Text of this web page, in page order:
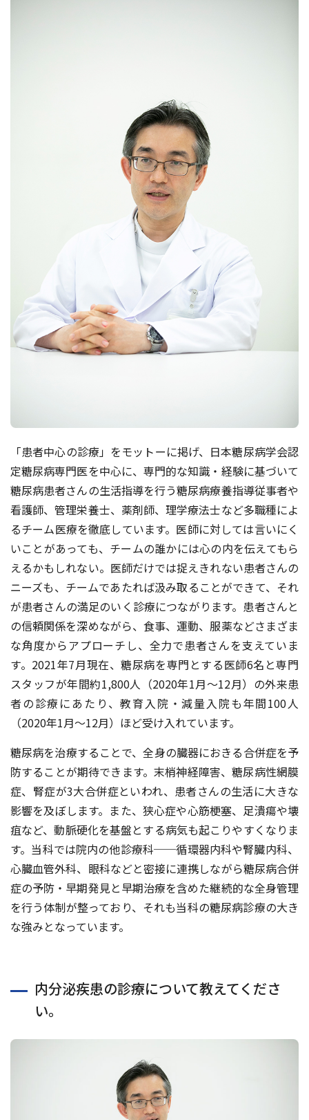
「患者中心の診療」をモットーに掲げ、日本糖尿病学会認
定糖尿病専門医を中心に、専門的な知識・経験に基づいて
糖尿病患者さんの生活指導を行う糖尿病療養指導従事者や
看護師、管理栄養士、薬剤師、理学療法士など多職種によ
るチーム医療を徹底しています。医師に対しては言いにく
いことがあっても、チームの誰かには心の内を伝えてもら
えるかもしれない。医師だけでは捉えきれない患者さんの
ニーズも、チームであたれば汲み取ることができて、それ
が患者さんの満足のいく診療につながります。患者さんと
の信頼関係を深めながら、食事、運動、服薬などさまざま
な角度からアプローチし、全力で患者さんを支えていま
す。2021年7月現在、糖尿病を専門とする医師6名と専門
スタッフが年間約1,800人（2020年1月〜12月）の外来患
者の診療にあたり、教育入院・減量入院も年間100人
（2020年1月〜12月）ほど受け入れています。
糖尿病を治療することで、全身の臓器におきる合併症を予
防することが期待できます。末梢神経障害、糖尿病性網膜
症、腎症が3大合併症といわれ、患者さんの生活に大きな
影響を及ぼします。また、狭心症や心筋梗塞、足潰瘍や壊
疽など、動脈硬化を基盤とする病気も起こりやすくなりま
す。当科では院内の他診療科──循環器内科や腎臓内科、
心臓血管外科、眼科などと密接に連携しながら糖尿病合併
症の予防・早期発見と早期治療を含めた継続的な全身管理
を行う体制が整っており、それも当科の糖尿病診療の大き
な強みとなっています。
内分泌疾患の診療について教えてくださ
い。